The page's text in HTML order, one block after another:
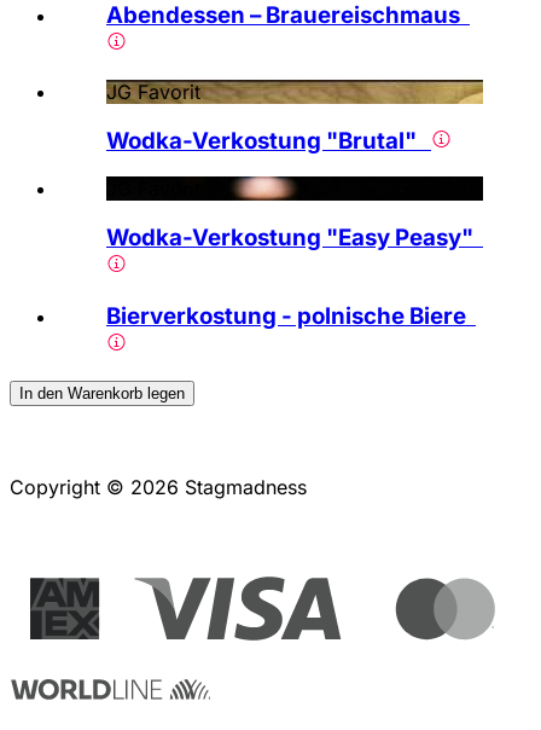
Abendessen – Brauereischmaus
JG Favorit
Wodka-Verkostung "Brutal"
Wodka-Verkostung "Easy Peasy"
Bierverkostung - polnische Biere
In den Warenkorb legen
Copyright © 2026 Stagmadness